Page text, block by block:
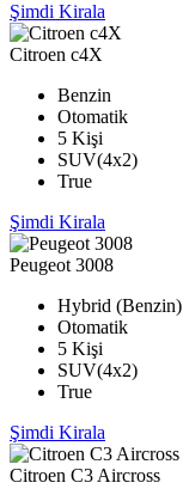
Şimdi Kirala
Citroen c4X
Benzin
Otomatik
5 Kişi
SUV(4x2)
True
Şimdi Kirala
Peugeot 3008
Hybrid (Benzin)
Otomatik
5 Kişi
SUV(4x2)
True
Şimdi Kirala
Citroen C3 Aircross